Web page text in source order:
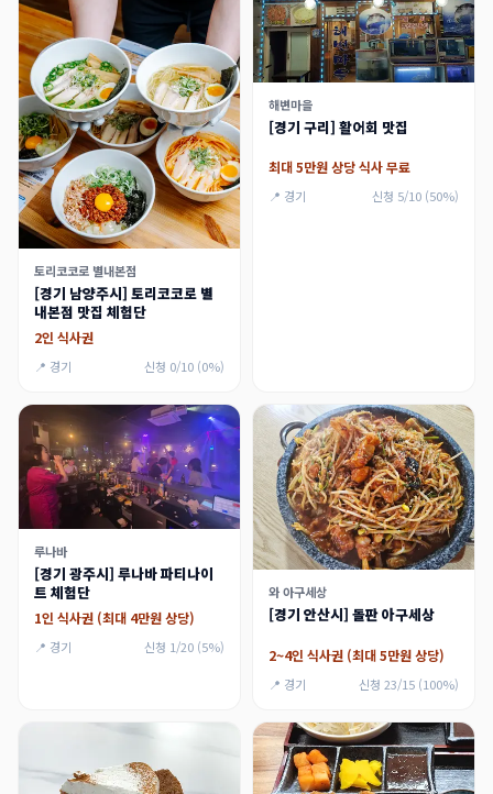
토리코코로 별내본점
[경기 남양주시] 토리코코로 별
내본점 맛집 체험단
2인 식사권
📍 경기 신청 0/10 (0%)
해변마을
[경기 구리] 활어회 맛집
최대 5만원 상당 식사 무료
📍 경기 신청 5/10 (50%)
루나바
[경기 광주시] 루나바 파티나이
트 체험단
1인 식사권 (최대 4만원 상당)
📍 경기 신청 1/20 (5%)
와 아구세상
[경기 안산시] 돌판 아구세상
2~4인 식사권 (최대 5만원 상당)
📍 경기 신청 23/15 (100%)